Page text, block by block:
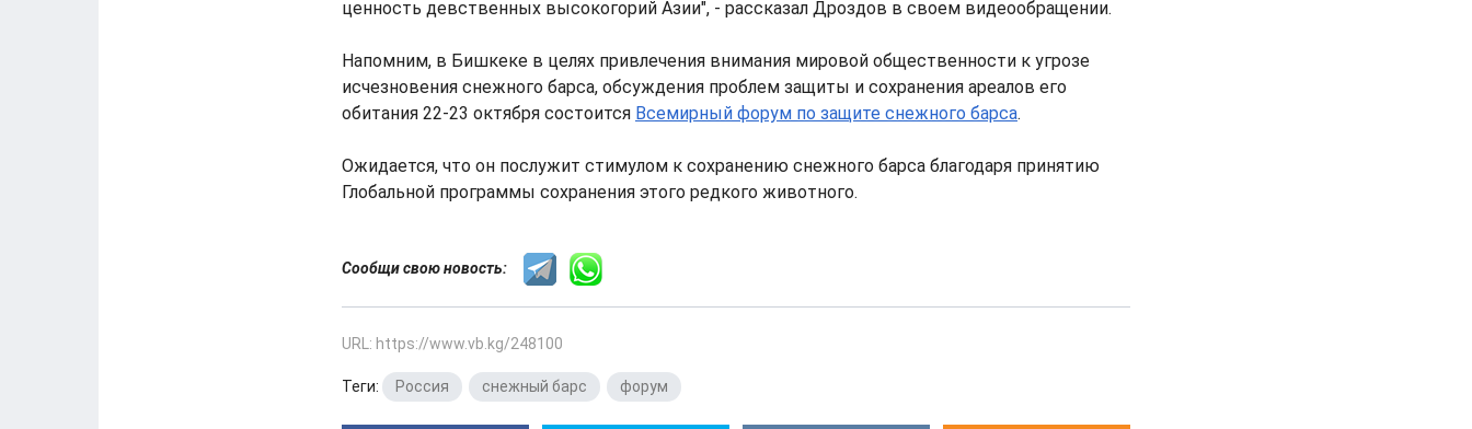
ценность девственных высокогорий Азии", - рассказал Дроздов в своем видеообращении.
Напомним, в Бишкеке в целях привлечения внимания мировой общественности к угрозе
исчезновения снежного барса, обсуждения проблем защиты и сохранения ареалов его
обитания 22-23 октября состоится Всемирный форум по защите снежного барса.
Ожидается, что он послужит стимулом к сохранению снежного барса благодаря принятию
Глобальной программы сохранения этого редкого животного.
Сообщи свою новость:
URL: https://www.vb.kg/248100
Теги: Россия снежный барс форум